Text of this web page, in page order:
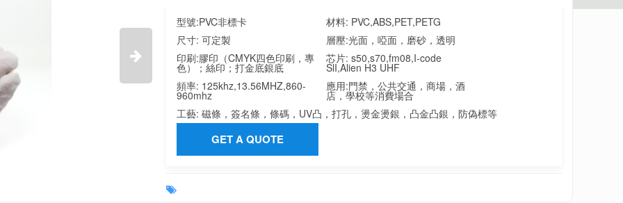

型號:PVC非標卡 材料: PVC,ABS,PET,PETG
尺寸: 可定製 層壓:光面，啞面，磨砂，透明
印刷:膠印（CMYK四色印刷，專
色）；絲印；打金底銀底
芯片: s50,s70,fm08,I-code
SlI,Alien H3 UHF
頻率: 125khz,13.56MHZ,860-
960mhz
應用:門禁，公共交通，商場，酒
店，學校等消費場合
工藝: 磁條，簽名條，條碼，UV凸，打孔，燙金燙銀，凸金凸銀，防偽標等
GET A QUOTE